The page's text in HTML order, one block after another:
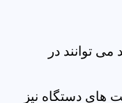
توانند در
های دستگاه نیز